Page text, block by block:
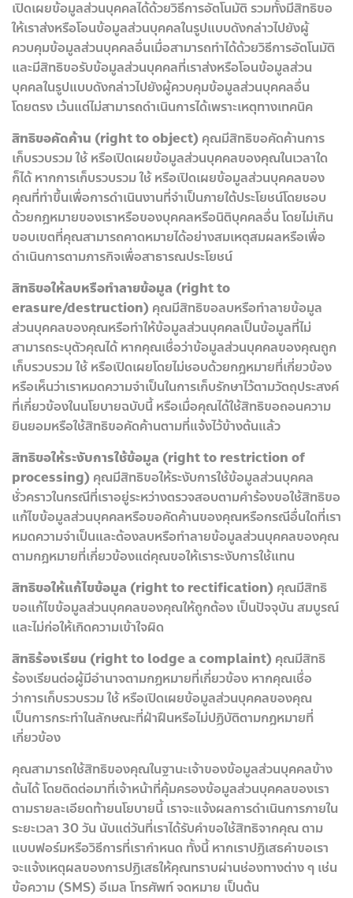
เปิดเผยข้อมูลส่วนบุคคลได้ด้วยวิธีการอัตโนมัติ รวมทั้งมีสิทธิขอ
ให้เราส่งหรือโอนข้อมูลส่วนบุคคลในรูปแบบดังกล่าวไปยังผู้
ควบคุมข้อมูลส่วนบุคคลอื่นเมื่อสามารถทำได้ด้วยวิธีการอัตโนมัติ
และมีสิทธิขอรับข้อมูลส่วนบุคคลที่เราส่งหรือโอนข้อมูลส่วน
บุคคลในรูปแบบดังกล่าวไปยังผู้ควบคุมข้อมูลส่วนบุคคลอื่น
โดยตรง เว้นแต่ไม่สามารถดำเนินการได้เพราะเหตุทางเทคนิค
สิทธิขอคัดค้าน (right to object) คุณมีสิทธิขอคัดค้านการ
เก็บรวบรวม ใช้ หรือเปิดเผยข้อมูลส่วนบุคคลของคุณในเวลาใด
ก็ได้ หากการเก็บรวบรวม ใช้ หรือเปิดเผยข้อมูลส่วนบุคคลของ
คุณที่ทำขึ้นเพื่อการดำเนินงานที่จำเป็นภายใต้ประโยชน์โดยชอบ
ด้วยกฎหมายของเราหรือของบุคคลหรือนิติบุคคลอื่น โดยไม่เกิน
ขอบเขตที่คุณสามารถคาดหมายได้อย่างสมเหตุสมผลหรือเพื่อ
ดำเนินการตามภารกิจเพื่อสาธารณประโยชน์
สิทธิขอให้ลบหรือทำลายข้อมูล (right to
erasure/destruction) คุณมีสิทธิขอลบหรือทำลายข้อมูล
ส่วนบุคคลของคุณหรือทำให้ข้อมูลส่วนบุคคลเป็นข้อมูลที่ไม่
สามารถระบุตัวคุณได้ หากคุณเชื่อว่าข้อมูลส่วนบุคคลของคุณถูก
เก็บรวบรวม ใช้ หรือเปิดเผยโดยไม่ชอบด้วยกฎหมายที่เกี่ยวข้อง
หรือเห็นว่าเราหมดความจำเป็นในการเก็บรักษาไว้ตามวัตถุประสงค์
ที่เกี่ยวข้องในนโยบายฉบับนี้ หรือเมื่อคุณได้ใช้สิทธิขอถอนความ
ยินยอมหรือใช้สิทธิขอคัดค้านตามที่แจ้งไว้ข้างต้นแล้ว
สิทธิขอให้ระงับการใช้ข้อมูล (right to restriction of
processing) คุณมีสิทธิขอให้ระงับการใช้ข้อมูลส่วนบุคคล
ชั่วคราวในกรณีที่เราอยู่ระหว่างตรวจสอบตามคำร้องขอใช้สิทธิขอ
แก้ไขข้อมูลส่วนบุคคลหรือขอคัดค้านของคุณหรือกรณีอื่นใดที่เรา
หมดความจำเป็นและต้องลบหรือทำลายข้อมูลส่วนบุคคลของคุณ
ตามกฎหมายที่เกี่ยวข้องแต่คุณขอให้เราระงับการใช้แทน
สิทธิขอให้แก้ไขข้อมูล (right to rectification) คุณมีสิทธิ
ขอแก้ไขข้อมูลส่วนบุคคลของคุณให้ถูกต้อง เป็นปัจจุบัน สมบูรณ์
และไม่ก่อให้เกิดความเข้าใจผิด
สิทธิร้องเรียน (right to lodge a complaint) คุณมีสิทธิ
ร้องเรียนต่อผู้มีอำนาจตามกฎหมายที่เกี่ยวข้อง หากคุณเชื่อ
ว่าการเก็บรวบรวม ใช้ หรือเปิดเผยข้อมูลส่วนบุคคลของคุณ
เป็นการกระทำในลักษณะที่ฝ่าฝืนหรือไม่ปฏิบัติตามกฎหมายที่
เกี่ยวข้อง
คุณสามารถใช้สิทธิของคุณในฐานะเจ้าของข้อมูลส่วนบุคคลข้าง
ต้นได้ โดยติดต่อมาที่เจ้าหน้าที่คุ้มครองข้อมูลส่วนบุคคลของเรา
ตามรายละเอียดท้ายนโยบายนี้ เราจะแจ้งผลการดำเนินการภายใน
ระยะเวลา 30 วัน นับแต่วันที่เราได้รับคำขอใช้สิทธิจากคุณ ตาม
แบบฟอร์มหรือวิธีการที่เรากำหนด ทั้งนี้ หากเราปฏิเสธคำขอเรา
จะแจ้งเหตุผลของการปฏิเสธให้คุณทราบผ่านช่องทางต่าง ๆ เช่น
ข้อความ (SMS) อีเมล โทรศัพท์ จดหมาย เป็นต้น